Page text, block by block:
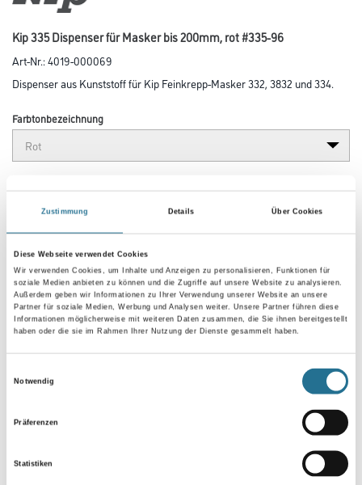
Zustimmung Details Über Cookies
Diese Webseite verwendet Cookies
Wir verwenden Cookies, um Inhalte und Anzeigen zu personalisieren, Funktionen für
soziale Medien anbieten zu können und die Zugriffe auf unsere Website zu analysieren.
Außerdem geben wir Informationen zu Ihrer Verwendung unserer Website an unsere
Partner für soziale Medien, Werbung und Analysen weiter. Unsere Partner führen diese
Informationen möglicherweise mit weiteren Daten zusammen, die Sie ihnen bereitgestellt
haben oder die sie im Rahmen Ihrer Nutzung der Dienste gesammelt haben.
Notwendig
Präferenzen
Statistiken
Kip 335 Dispenser für Masker bis 200mm, rot #335-96
Art-Nr.:4019-000069
Dispenser aus Kunststoff für Kip Feinkrepp-Masker 332, 3832 und 334.
Farbtonbezeichnung
Umrechnungsfaktoren